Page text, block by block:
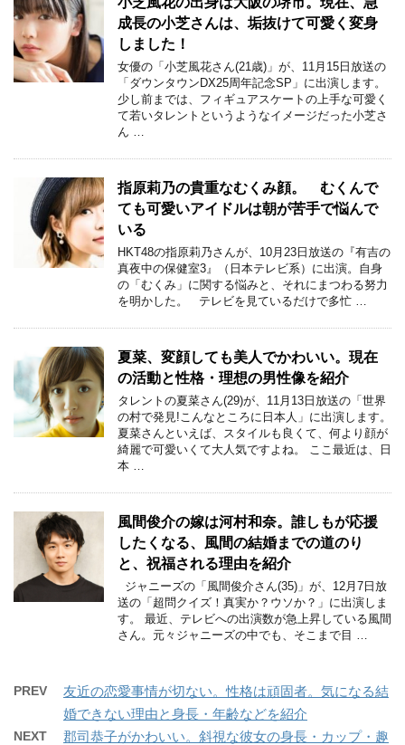
成長の小芝さんは、垢抜けて可愛く変身
しました！
女優の「小芝風花さん(21歳)」が、11月15日放送の
「ダウンタウンDX25周年記念SP」に出演します。
少し前までは、フィギュアスケートの上手な可愛く
て若いタレントというようなイメージだった小芝さ
ん …
指原莉乃の貴重なむくみ顔。 むくんで
ても可愛いアイドルは朝が苦手で悩んで
いる
HKT48の指原莉乃さんが、10月23日放送の『有吉の
真夜中の保健室3』（日本テレビ系）に出演。自身
の「むくみ」に関する悩みと、それにまつわる努力
を明かした。 テレビを見ているだけで多忙 …
夏菜、変顔しても美人でかわいい。現在
の活動と性格・理想の男性像を紹介
タレントの夏菜さん(29)が、11月13日放送の「世界
の村で発見!こんなところに日本人」に出演します。
夏菜さんといえば、スタイルも良くて、何より顔が
綺麗で可愛いくて大人気ですよね。 ここ最近は、日
本 …
風間俊介の嫁は河村和奈。誰しもが応援
したくなる、風間の結婚までの道のり
と、祝福される理由を紹介
ジャニーズの「風間俊介さん(35)」が、12月7日放
送の「超問クイズ！真実か？ウソか？」に出演しま
す。 最近、テレビへの出演数が急上昇している風間
さん。元々ジャニーズの中でも、そこまで目 …
PREV
友近の恋愛事情が切ない。性格は頑固者。気になる結
婚できない理由と身長・年齢などを紹介
NEXT
郡司恭子がかわいい。斜視な彼女の身長・カップ・趣